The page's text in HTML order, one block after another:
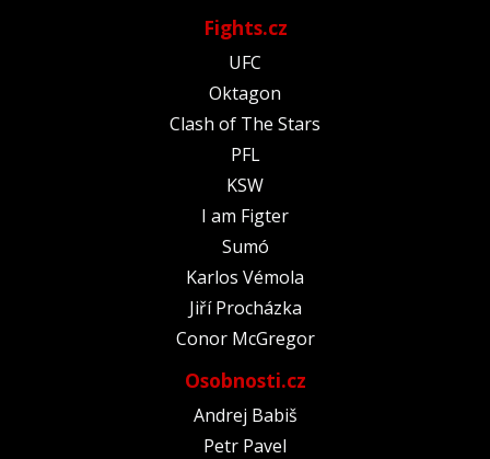
Fights.cz
UFC
Oktagon
Clash of The Stars
PFL
KSW
I am Figter
Sumó
Karlos Vémola
Jiří Procházka
Conor McGregor
Osobnosti.cz
Andrej Babiš
Petr Pavel